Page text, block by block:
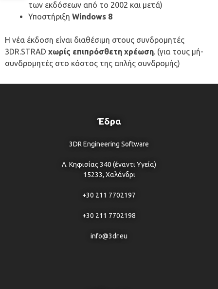
των εκδόσεων από το 2002 και μετά)
Υποστήριξη Windows 8
Η νέα έκδοση είναι διαθέσιμη στους συνδρομητές
3DR.STRAD χωρίς επιπρόσθετη χρέωση. (για τους μή-
συνδρομητές στο κόστος της απλής συνδρομής)
Έδρα
3DR Engineering Software
Λ. Κηφισίας 340 (έναντι Υγεία)
15233, Χαλάνδρι
+30 211 7702197
+30 211 7702198
info@3dr.eu